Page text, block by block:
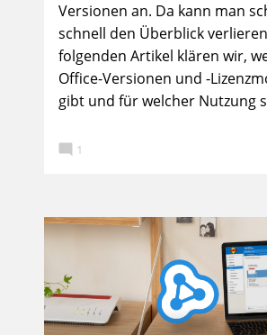
Versionen an. Da kann man
schnell den Überblick
folgenden Artikel klären wir,
Office-Versionen und -
gibt und für welcher Nutzung
 1